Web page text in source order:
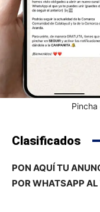
Clasificados
PON AQUÍ TU
POR WHATSAPP